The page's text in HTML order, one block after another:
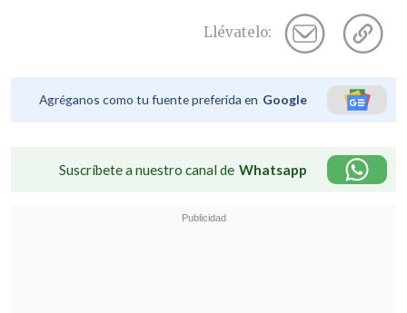
Llévatelo:
Agréganos como tu fuente preferida en Google
Suscríbete a nuestro canal de Whatsapp